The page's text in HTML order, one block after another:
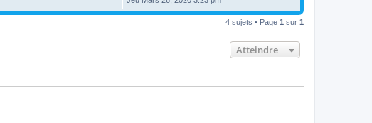
4 sujets • Page 1 sur 1
Atteindre